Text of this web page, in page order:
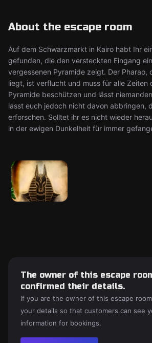
About the escape room
Auf dem Schwarzmarkt in Kairo habt Ihr
gefunden, die den versteckten Eingang
vergessenen Pyramide zeigt. Der Pharao,
liegt, ist verflucht und muss für alle Zeiten
Pyramide beschützen und lässt
lasst euch jedoch nicht davon abbringen,
erforschen. Solltet ihr es nicht wieder
in der ewigen Dunkelheit für immer
The owner of this escape
confirmed their details.
If you are the owner of this escape
your details so that customers can see
information for bookings.